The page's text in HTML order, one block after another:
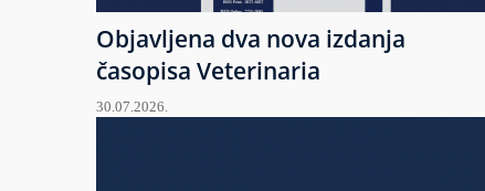
Objavljena dva nova izdanja
časopisa Veterinaria
30.07.2026.